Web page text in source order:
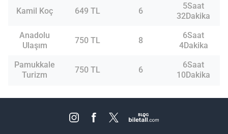
Kamil Koç 649 TL 6
5Saat
32Dakika
Anadolu
Ulaşım
750 TL 8
6Saat
4Dakika
Pamukkale
Turizm
750 TL 6
6Saat
10Dakika